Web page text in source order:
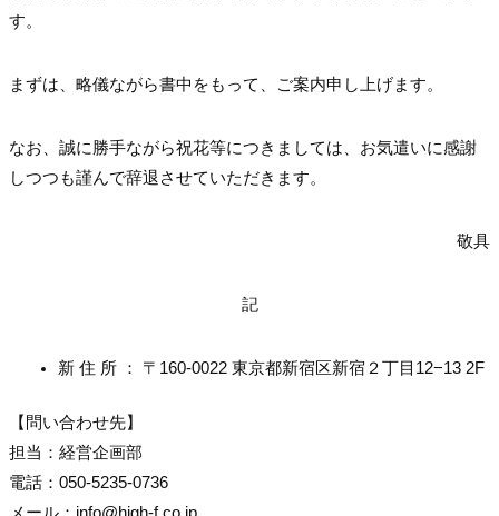
す。
まずは、略儀ながら書中をもって、ご案内申し上げます。
なお、誠に勝手ながら祝花等につきましては、お気遣いに感謝
しつつも謹んで辞退させていただきます。
敬具
記
新 住 所 ： 〒160-0022 東京都新宿区新宿２丁目12−13 2F
【問い合わせ先】
担当：経営企画部
電話：050-5235-0736